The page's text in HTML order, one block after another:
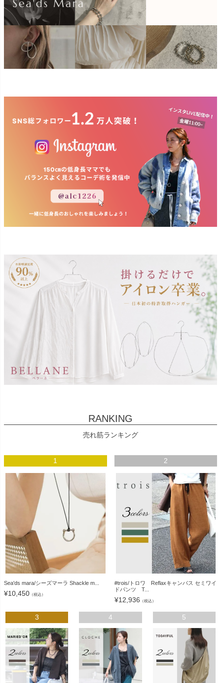
RANKING
売れ筋ランキング
1
Sea'ds mara/シーズマーラ Shackle m...
¥10,450 （税込）
2
#trois/トロワ Reflaxキャンバス セミワイ
ドパンツ T...
¥12,936 （税込）
3 4 5